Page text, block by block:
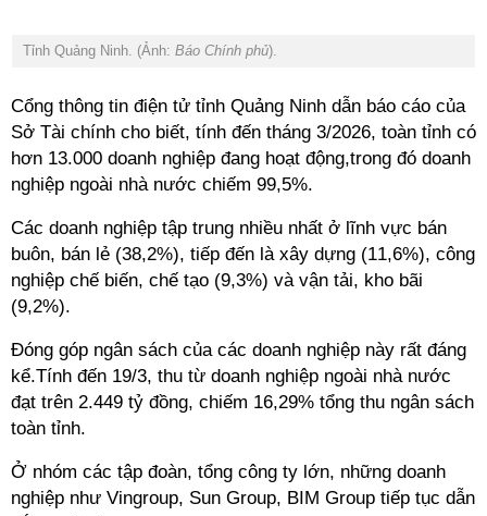
Tỉnh Quảng Ninh. (Ảnh: Báo Chính phủ).
Cổng thông tin điện tử tỉnh Quảng Ninh dẫn báo cáo của
Sở Tài chính cho biết, tính đến tháng 3/2026, toàn tỉnh có
hơn 13.000 doanh nghiệp đang hoạt động,trong đó doanh
nghiệp ngoài nhà nước chiếm 99,5%.
Các doanh nghiệp tập trung nhiều nhất ở lĩnh vực bán
buôn, bán lẻ (38,2%), tiếp đến là xây dựng (11,6%), công
nghiệp chế biến, chế tạo (9,3%) và vận tải, kho bãi
(9,2%).
Đóng góp ngân sách của các doanh nghiệp này rất đáng
kể.Tính đến 19/3, thu từ doanh nghiệp ngoài nhà nước
đạt trên 2.449 tỷ đồng, chiếm 16,29% tổng thu ngân sách
toàn tỉnh.
Ở nhóm các tập đoàn, tổng công ty lớn, những doanh
nghiệp như Vingroup, Sun Group, BIM Group tiếp tục dẫn